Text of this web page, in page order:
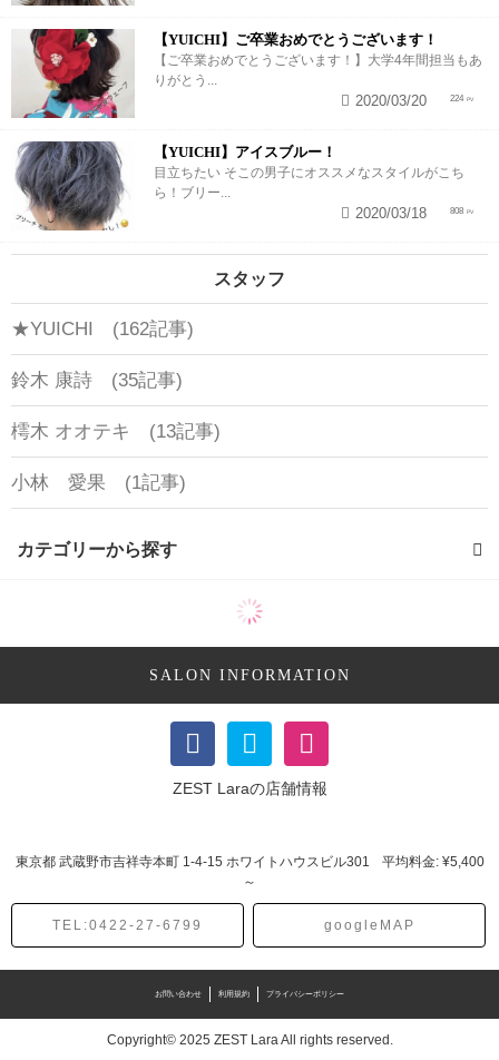
【YUICHI】ご卒業おめでとうございます！
【ご卒業おめでとうございます！】大学4年間担当もあ
りがとう...
224
2020/03/20
【YUICHI】アイスブルー！
目立ちたい そこの男子にオススメなスタイルがこち
ら！ブリー...
808
2020/03/18
スタッフ
★YUICHI (162記事)
鈴木 康詩 (35記事)
樗木 オオテキ (13記事)
小林 愛果 (1記事)
カテゴリーから探す
SALON INFORMATION
ZEST Laraの店舗情報
東京都 武蔵野市吉祥寺本町 1-4-15 ホワイトハウスビル301
平均料金: ¥5,400
～
TEL:0422-27-6799 googleMAP
お問い合わせ 利用規約 プライバシーポリシー
Copyright© 2025 ZEST Lara All rights reserved.